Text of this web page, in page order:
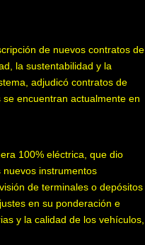
de nuevos contratos de
la sustentabilidad y la
adjudicó contratos de
se encuentran actualmente en
100% eléctrica, que dio
nuevos instrumentos
de terminales o depósitos
en su ponderación e
y la calidad de los vehículos,